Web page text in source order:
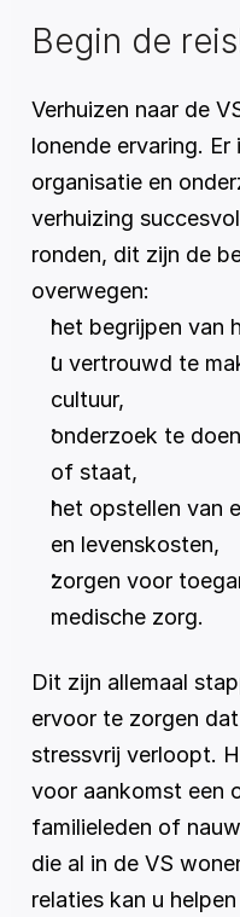
Begin de
Verhuizen naar de
lonende ervaring.
organisatie en
verhuizing
ronden, dit zijn de
overwegen:
het begrijpen van
u vertrouwd te
cultuur,
onderzoek te
of staat,
het opstellen van
en levenskosten,
zorgen voor
medische zorg.
Dit zijn allemaal
ervoor te zorgen
stressvrij verloopt.
voor aankomst een
familieleden of
die al in de VS
relaties kan u